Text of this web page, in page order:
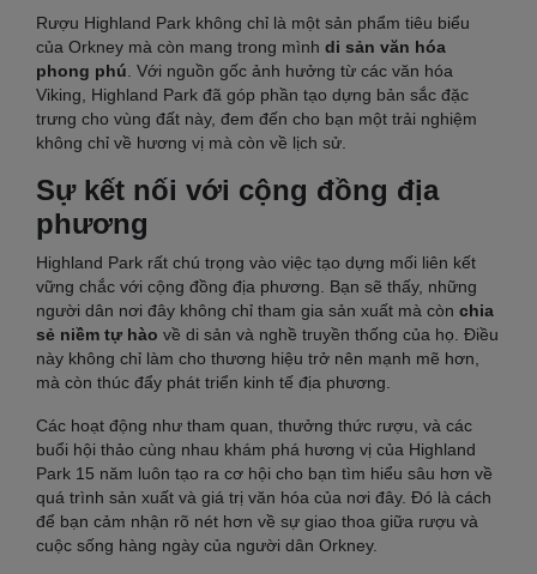
Rượu Highland Park không chỉ là một sản phẩm tiêu biểu
của Orkney mà còn mang trong mình di sản văn hóa
phong phú . Với nguồn gốc ảnh hưởng từ các văn hóa
Viking, Highland Park đã góp phần tạo dựng bản sắc đặc
trưng cho vùng đất này, đem đến cho bạn một trải nghiệm
không chỉ về hương vị mà còn về lịch sử.
Sự kết nối với cộng đồng địa
phương
Highland Park rất chú trọng vào việc tạo dựng mối liên kết
vững chắc với cộng đồng địa phương. Bạn sẽ thấy, những
người dân nơi đây không chỉ tham gia sản xuất mà còn chia
sẻ niềm tự hào về di sản và nghề truyền thống của họ. Điều
này không chỉ làm cho thương hiệu trở nên mạnh mẽ hơn,
mà còn thúc đẩy phát triển kinh tế địa phương.
Các hoạt động như tham quan, thưởng thức rượu, và các
buổi hội thảo cùng nhau khám phá hương vị của Highland
Park 15 năm luôn tạo ra cơ hội cho bạn tìm hiểu sâu hơn về
quá trình sản xuất và giá trị văn hóa của nơi đây. Đó là cách
để bạn cảm nhận rõ nét hơn về sự giao thoa giữa rượu và
cuộc sống hàng ngày của người dân Orkney.